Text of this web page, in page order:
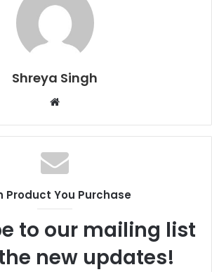
Shreya Singh
Website
Product You Purchase
to our mailing list
new updates!